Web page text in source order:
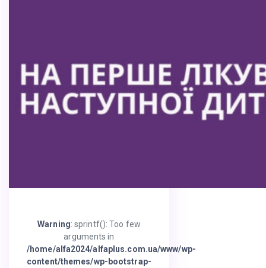
Warning: sprintf(): Too few
arguments in
/home/alfa2024/alfaplus.com.ua/www/wp-
content/themes/wp-bootstrap-